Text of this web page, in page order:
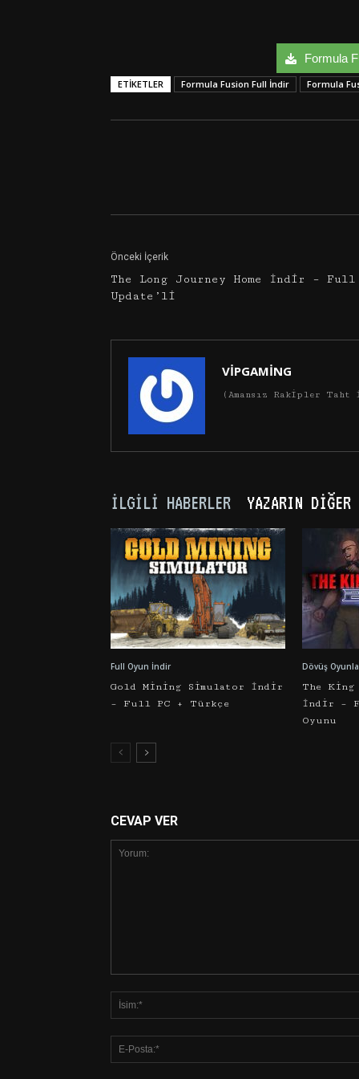
Formula
ETIKETLER Formula Fusion Full İndir Formula
Önceki İçerik
The Long Journey Home İndir –
Update’li
VİPGAMİNG
(Amansız Rakipler Taht
İLGILI HABERLER YAZARIN
Full Oyun İndir
Gold Mining Simulator İndir
– Full PC + Türkçe
Dövüş
The
İndir –
Oyunu
CEVAP VER